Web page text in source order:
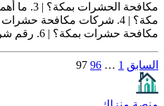
مكافحة
مكافحة حشرات بمكة؟ | 6. رقم شر...
تعدد
صفحات
السابق 1
…
96
97